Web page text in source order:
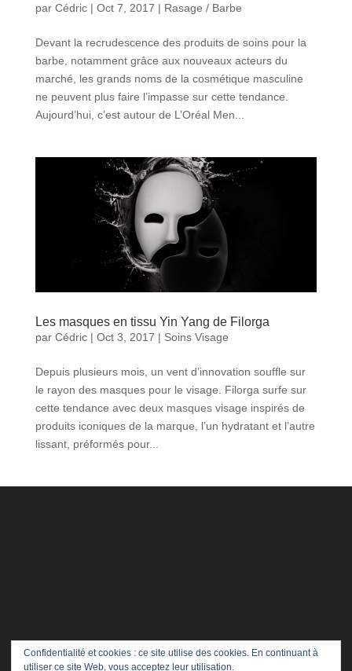
par Cédric| Oct 7, 2017 | Rasage / Barbe
Devant la recrudescence des produits de soins pour la
barbe, notamment grâce aux nouveaux acteurs du
marché, les grands noms de la cosmétique masculine
ne peuvent plus faire l’impasse sur cette tendance.
Aujourd’hui, c’est autour de L’Oréal Men...
Les masques en tissu Yin Yang de Filorga
par Cédric| Oct 3, 2017 | Soins Visage
Depuis plusieurs mois, un vent d’innovation souffle sur
le rayon des masques pour le visage. Filorga surfe sur
cette tendance avec deux masques visage inspirés de
produits iconiques de la marque, l’un hydratant et l’autre
lissant, préformés pour...
Confidentialité et cookies : ce site utilise des cookies. En continuant à
utiliser ce site Web, vous acceptez leur utilisation.